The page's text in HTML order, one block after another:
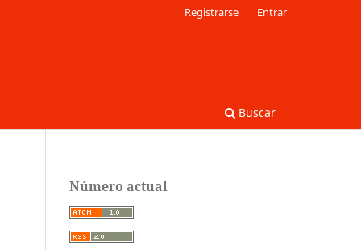
Buscar
Registrarse Entrar
Número actual